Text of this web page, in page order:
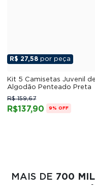
R$ 27,58 por peça
Kit 5 Camisetas Juvenil de
Algodão Penteado Preta
R$137,90
R$ 159,67
9% OFF
MAIS DE 700